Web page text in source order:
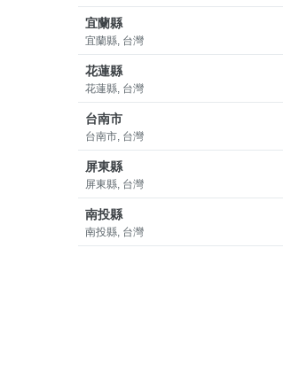
宜蘭縣
宜蘭縣, 台灣
花蓮縣
花蓮縣, 台灣
台南市
台南市, 台灣
屏東縣
屏東縣, 台灣
南投縣
南投縣, 台灣